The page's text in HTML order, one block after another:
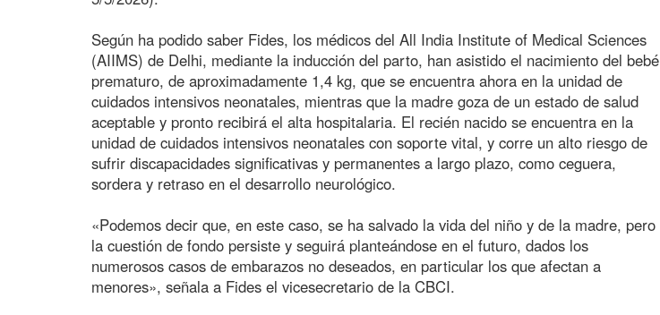
Según ha podido saber Fides, los médicos del All India Institute of Medical Sciences
(AIIMS) de Delhi, mediante la inducción del parto, han asistido el nacimiento del bebé
prematuro, de aproximadamente 1,4 kg, que se encuentra ahora en la unidad de
cuidados intensivos neonatales, mientras que la madre goza de un estado de salud
aceptable y pronto recibirá el alta hospitalaria. El recién nacido se encuentra en la
unidad de cuidados intensivos neonatales con soporte vital, y corre un alto riesgo de
sufrir discapacidades significativas y permanentes a largo plazo, como ceguera,
sordera y retraso en el desarrollo neurológico.
«Podemos decir que, en este caso, se ha salvado la vida del niño y de la madre, pero
la cuestión de fondo persiste y seguirá planteándose en el futuro, dados los
numerosos casos de embarazos no deseados, en particular los que afectan a
menores», señala a Fides el vicesecretario de la CBCI.